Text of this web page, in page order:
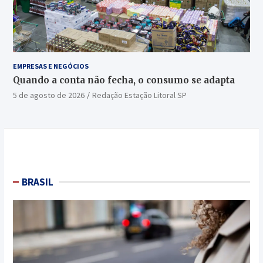
EMPRESAS E NEGÓCIOS
Quando a conta não fecha, o consumo se adapta
5 de agosto de 2026 Redação Estação Litoral SP
BRASIL